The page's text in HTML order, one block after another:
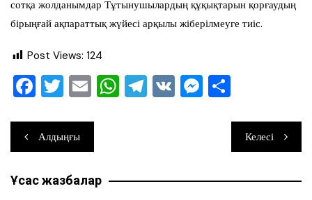
сотқа жолданымдар Тұтынушылардың құқықтарын қорғаудың
бірыңғай ақпараттық жүйесі арқылы жіберілмеуге тиіс.
Post Views: 124
F
c
e
b
T
tt
er
E
ai
l
W
A
T
a
V M
n
ра
ви
ть
Навигация
по
записям
Алдыңғы Келесі
Ұқсас жазбалар